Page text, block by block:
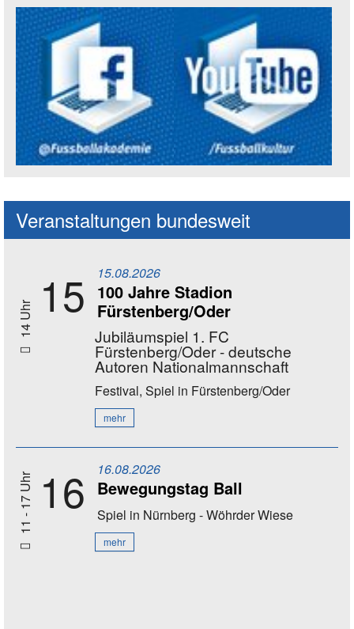
Veranstaltungen bundesweit
14 Uhr 15 15.08.2026
100 Jahre Stadion
Fürstenberg/Oder
Jubiläumspiel 1. FC
Fürstenberg/Oder - deutsche
Autoren Nationalmannschaft
Festival, Spiel in Fürstenberg/Oder
mehr
11 - 17 Uhr 16 16.08.2026
Bewegungstag Ball
Spiel in Nürnberg - Wöhrder Wiese
mehr